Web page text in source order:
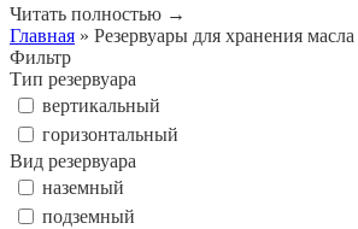
Читать полностью →
Главная » Резервуары для хранения масла
Фильтр
Тип резервуара
вертикальный
горизонтальный
Вид резервуара
наземный
подземный